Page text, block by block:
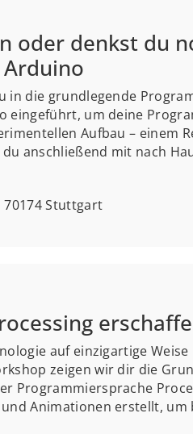
oder denkst du
in die grundlegende
eingeführt, um deine
Aufbau – einem
anschließend mit nach
70174 Stuttgart
auf einzigartige
zeigen wir dir die
Programmiersprache
Animationen erstellt, um